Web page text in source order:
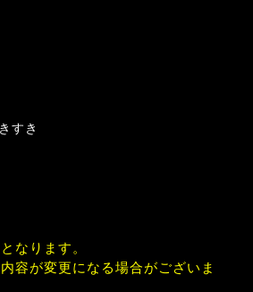
すき
なります。
容が変更になる場合がございま